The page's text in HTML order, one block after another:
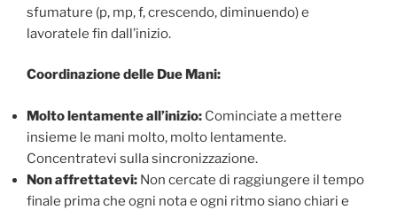
sfumature (p, mp, f, crescendo, diminuendo) e
lavoratele fin dall’inizio.
Coordinazione delle Due Mani:
Molto lentamente all’inizio: Cominciate a mettere
insieme le mani molto, molto lentamente.
Concentratevi sulla sincronizzazione.
Non affrettatevi: Non cercate di raggiungere il tempo
finale prima che ogni nota e ogni ritmo siano chiari e